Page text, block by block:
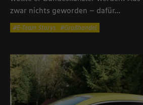
zwar nichts geworden – dafür...
E-Team Storys Großhandel